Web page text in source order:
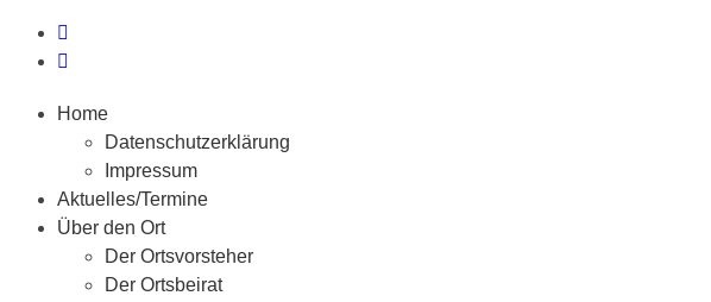
Home
Datenschutzerklärung
Impressum
Aktuelles/Termine
Über den Ort
Der Ortsvorsteher
Der Ortsbeirat